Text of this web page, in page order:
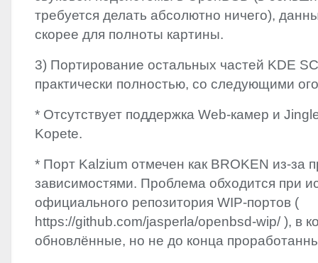
требуется делать абсолютно ничего),
скорее для полноты картины.
3) Портирование остальных частей KDE
практически полностью, со следующими
* Отсутствует поддержка Web-камер и
Kopete.
* Порт Kalzium отмечен как BROKEN из-за
зависимостями. Проблема обходится при
официального репозитория WIP-портов (
https://github.com/jasperla/openbsd-wip/ ), в
обновлённые, но не до конца